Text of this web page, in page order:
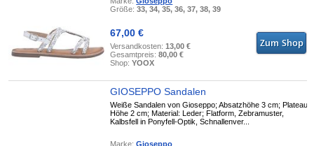
Größe:33, 34, 35, 36, 37, 38, 39
67,00 €
Versandkosten:13,00 €
Gesamtpreis:80,00 €
Shop:YOOX
GIOSEPPO Sandalen
Weiße Sandalen von Gioseppo; Absatzhöhe 3 cm; Plateau
Höhe 2 cm; Material: Leder; Flatform, Zebramuster,
Kalbsfell in Ponyfell-Optik, Schnallenver...
Marke:Gioseppo